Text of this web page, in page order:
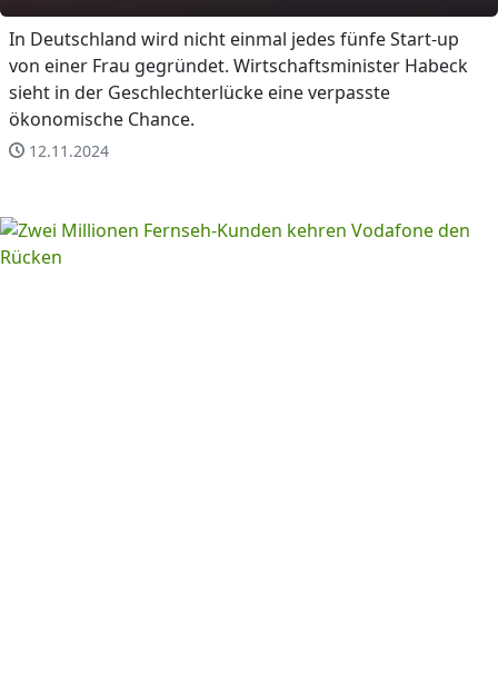
In Deutschland wird nicht einmal jedes fünfe Start-up
von einer Frau gegründet. Wirtschaftsminister Habeck
sieht in der Geschlechterlücke eine verpasste
ökonomische Chance.
12.11.2024